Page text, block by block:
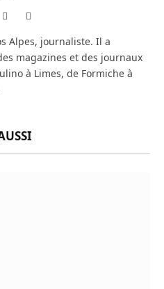
Instagram
Alpes, journaliste. Il a
magazines et des journaux
à Limes, de Formiche à